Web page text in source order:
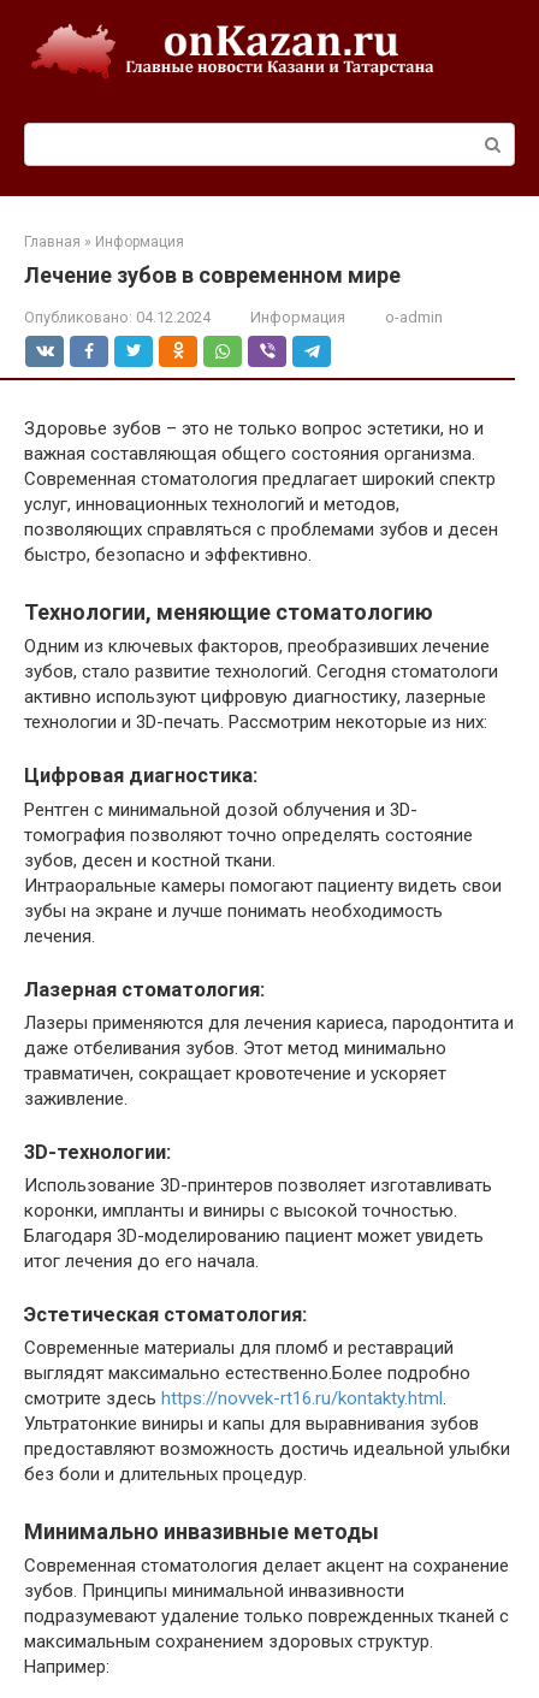
контенту
Главная » Информация
Лечение зубов в современном мире
Опубликовано: 04.12.2024 Информация o-admin
Здоровье зубов – это не только вопрос эстетики, но и
важная составляющая общего состояния организма.
Современная стоматология предлагает широкий спектр
услуг, инновационных технологий и методов,
позволяющих справляться с проблемами зубов и десен
быстро, безопасно и эффективно.
Технологии, меняющие стоматологию
Одним из ключевых факторов, преобразивших лечение
зубов, стало развитие технологий. Сегодня стоматологи
активно используют цифровую диагностику, лазерные
технологии и 3D-печать. Рассмотрим некоторые из них:
Цифровая диагностика:
Рентген с минимальной дозой облучения и 3D-
томография позволяют точно определять состояние
зубов, десен и костной ткани.
Интраоральные камеры помогают пациенту видеть свои
зубы на экране и лучше понимать необходимость
лечения.
Лазерная стоматология:
Лазеры применяются для лечения кариеса, пародонтита и
даже отбеливания зубов. Этот метод минимально
травматичен, сокращает кровотечение и ускоряет
заживление.
3D-технологии:
Использование 3D-принтеров позволяет изготавливать
коронки, импланты и виниры с высокой точностью.
Благодаря 3D-моделированию пациент может увидеть
итог лечения до его начала.
Эстетическая стоматология:
Современные материалы для пломб и реставраций
выглядят максимально естественно.Более подробно
смотрите здесь https://novvek-rt16.ru/kontakty.html .
Ультратонкие виниры и капы для выравнивания зубов
предоставляют возможность достичь идеальной улыбки
без боли и длительных процедур.
Минимально инвазивные методы
Современная стоматология делает акцент на сохранение
зубов. Принципы минимальной инвазивности
подразумевают удаление только поврежденных тканей с
максимальным сохранением здоровых структур.
Например: